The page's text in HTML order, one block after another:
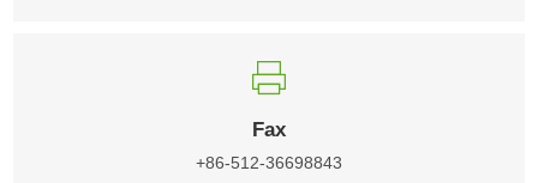
Fax
+86-512-36698843